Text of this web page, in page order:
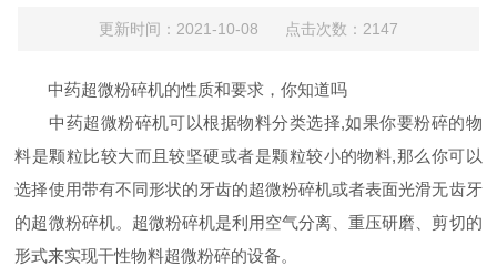
更新时间：2021-10-08 点击次数：2147
中药超微粉碎机的性质和要求，你知道吗
中药超微粉碎机可以根据物料分类选择,如果你要粉碎的物
料是颗粒比较大而且较坚硬或者是颗粒较小的物料,那么你可以
选择使用带有不同形状的牙齿的超微粉碎机或者表面光滑无齿牙
的超微粉碎机。超微粉碎机是利用空气分离、重压研磨、剪切的
形式来实现干性物料超微粉碎的设备。